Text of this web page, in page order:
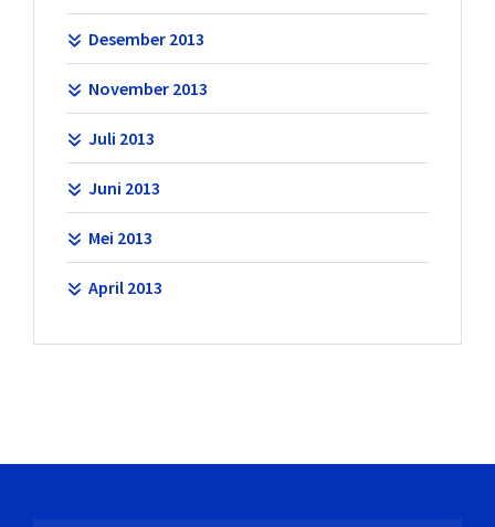
Desember 2013
November 2013
Juli 2013
Juni 2013
Mei 2013
April 2013